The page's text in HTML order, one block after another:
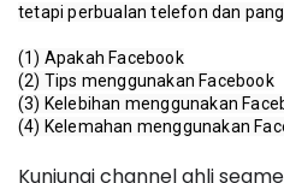
tetapi perbualan telefon dan
(1) Apakah Facebook
(2) Tips menggunakan Facebook
(3) Kelebihan menggunakan
(4) Kelemahan menggunakan
Kunjungi channel ahli